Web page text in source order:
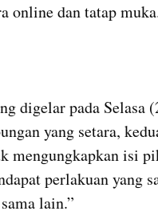
online dan tatap
digelar pada
yang setara,
mengungkapkan isi
perlakuan yang
lain.”